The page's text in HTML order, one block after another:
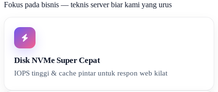
Fokus pada bisnis — teknis server biar kami yang urus
Disk NVMe Super Cepat
IOPS tinggi & cache pintar untuk respon web kilat